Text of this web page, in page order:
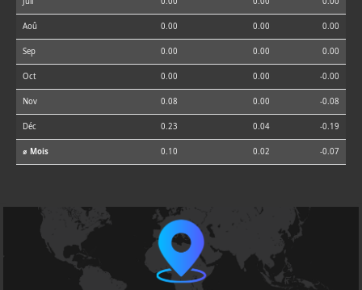
Aoû 0.00 0.00 0.00
Sep 0.00 0.00 0.00
Oct 0.00 0.00 -0.00
Nov 0.08 0.00 -0.08
Déc 0.23 0.04 -0.19
⌀ Mois 0.10 0.02 -0.07